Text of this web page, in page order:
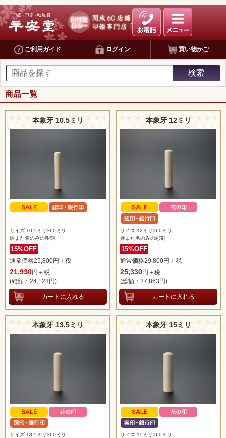
ご利用ガイド ログイン 買い物かご
商品一覧
本象牙 10.5ミリ
サイズ:10.5ミリ×60ミリ
姓また名のみの彫刻
15%OFF
通常価格25,800円＋税
21,930円＋税
(総額：24,123円)
本象牙 12ミリ
サイズ:12ミリ×60ミリ
姓また名のみの彫刻
15%OFF
通常価格29,800円＋税
25,330円＋税
(総額：27,863円)
本象牙 13.5ミリ
サイズ:13.5ミリ×60ミリ
本象牙 15ミリ
サイズ:15ミリ×60ミリ